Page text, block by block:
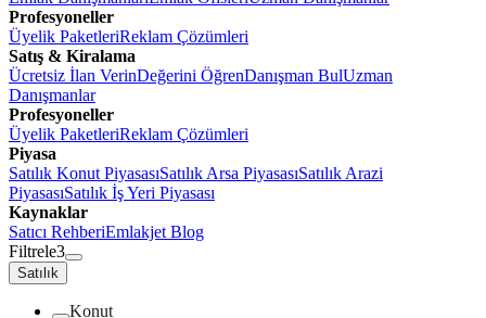
Profesyoneller
Üyelik PaketleriReklam Çözümleri
Satış & Kiralama
Ücretsiz İlan VerinDeğerini ÖğrenDanışman BulUzman
Danışmanlar
Profesyoneller
Üyelik PaketleriReklam Çözümleri
Piyasa
Satılık Konut PiyasasıSatılık Arsa PiyasasıSatılık Arazi
PiyasasıSatılık İş Yeri Piyasası
Kaynaklar
Satıcı RehberiEmlakjet Blog
Filtrele3
Satılık
Konut